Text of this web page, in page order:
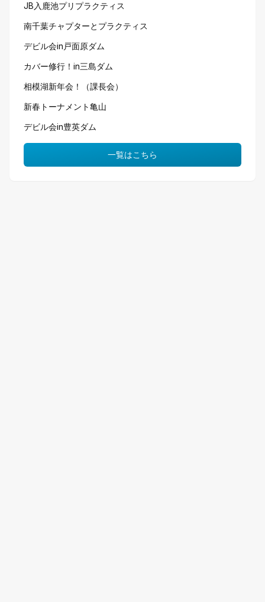
JB入鹿池プリプラクティス
南千葉チャプターとプラクティス
デビル会in戸面原ダム
カバー修行！in三島ダム
相模湖新年会！（課長会）
新春トーナメント亀山
デビル会in豊英ダム
一覧はこちら